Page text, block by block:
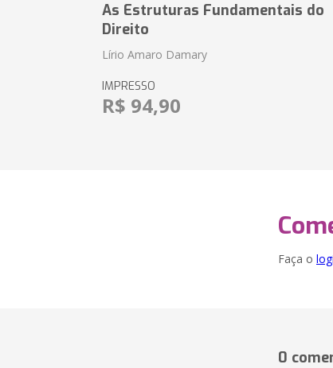
As Estruturas Fundamentais do
Direito
Lírio Amaro Damary
IMPRESSO
R$ 94,90
Faça o
0